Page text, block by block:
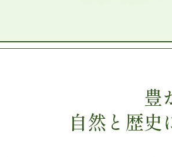
豊
自然と歴史